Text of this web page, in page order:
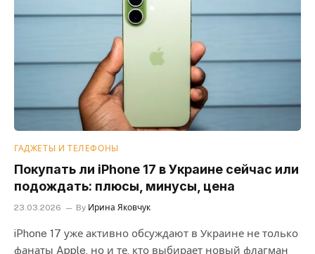
ГАДЖЕТЫ И ТЕЛЕФОНЫ
Покупать ли iPhone 17 в Украине сейчас или
подождать: плюсы, минусы, цена
23.03.2026 By Ирина Яковчук
iPhone 17 уже активно обсуждают в Украине не только
фанаты Apple, но и те, кто выбирает новый флагман